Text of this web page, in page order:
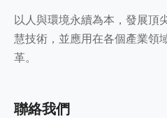
以人與環境永續為本，發展頂
慧技術，並應用在各個產業領
革。
聯絡我們